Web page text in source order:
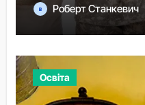
Роберт Станкевич
Освіта